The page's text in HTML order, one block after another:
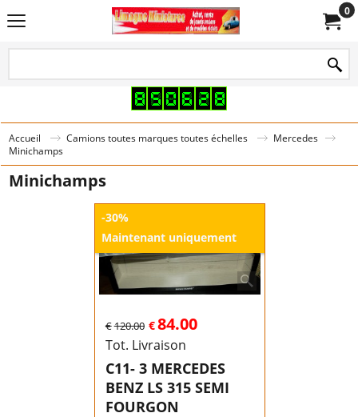
0
Accueil Camions toutes marques toutes échelles
Mercedes
Minichamps
Minichamps
-30%
Maintenant uniquement
€120.00 €84.00
Tot. Livraison
C11- 3 MERCEDES
BENZ LS 315 SEMI
FOURGON